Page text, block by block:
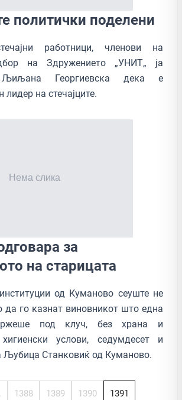
политички поделени
работници, членови на
на Здружението „УНИТ„ ја
Љиљана Георгиевска дека е
лидер на стечајците.
за
на старицата
од Куманово сеуште не
да го казнат виновникот што една
под клуч, без храна и
услови, седумдесет и
Љубица Станковиќ од Куманово.
1388 1389 1390 1391